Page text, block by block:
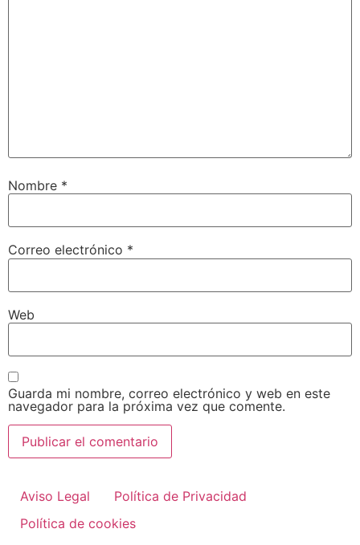
Nombre *
Correo electrónico *
Web
Guarda mi nombre, correo electrónico y web en este
navegador para la próxima vez que comente.
Aviso Legal
Política de Privacidad
Política de cookies